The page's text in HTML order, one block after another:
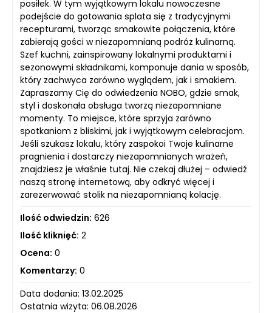
posiłek. W tym wyjątkowym lokalu nowoczesne
podejście do gotowania splata się z tradycyjnymi
recepturami, tworząc smakowite połączenia, które
zabierają gości w niezapomnianą podróż kulinarną.
Szef kuchni, zainspirowany lokalnymi produktami i
sezonowymi składnikami, komponuje dania w sposób,
który zachwyca zarówno wyglądem, jak i smakiem.
Zapraszamy Cię do odwiedzenia NOBO, gdzie smak,
styl i doskonała obsługa tworzą niezapomniane
momenty. To miejsce, które sprzyja zarówno
spotkaniom z bliskimi, jak i wyjątkowym celebracjom.
Jeśli szukasz lokalu, który zaspokoi Twoje kulinarne
pragnienia i dostarczy niezapomnianych wrażeń,
znajdziesz je właśnie tutaj. Nie czekaj dłużej – odwiedź
naszą stronę internetową, aby odkryć więcej i
zarezerwować stolik na niezapomnianą kolację.
Ilość odwiedzin: 626
Ilość kliknięć: 2
Ocena: 0
Komentarzy: 0
Data dodania: 13.02.2025
Ostatnia wizyta: 06.08.2026